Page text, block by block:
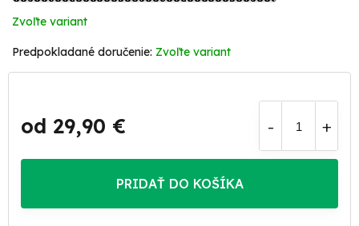
Zvoľte variant
Zvoľte variant
od 29,90 €
Jednotková
cena:
PRIDAŤ DO KOŠÍKA